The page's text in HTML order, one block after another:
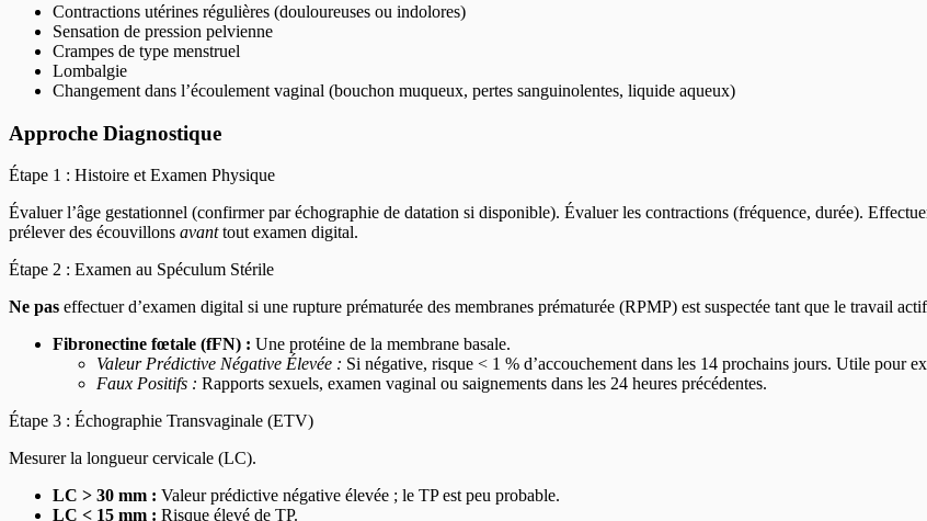
Contractions utérines régulières (douloureuses ou indolores)
Sensation de pression pelvienne
Crampes de type menstruel
Lombalgie
Changement dans l’écoulement vaginal (bouchon muqueux, pertes sanguinolentes, liquide aqueux)
Approche Diagnostique
Étape 1 : Histoire et Examen Physique
Évaluer l’âge gestationnel (confirmer par échographie de datation si disponible). Évaluer les contractions (fréquence, durée).
prélever des écouvillons avanttout examen digital.
Étape 2 : Examen au Spéculum Stérile
Ne pas effectuer d’examen digital si une rupture prématurée des membranes prématurée (RPMP) est suspectée tant que le travail
Fibronectine fœtale (fFN) : Une protéine de la membrane basale.
Valeur Prédictive Négative Élevée : Si négative, risque < 1 % d’accouchement dans les 14 prochains jours. Utile pour
Faux Positifs : Rapports sexuels, examen vaginal ou saignements dans les 24 heures précédentes.
Étape 3 : Échographie Transvaginale (ETV)
Mesurer la longueur cervicale (LC).
LC > 30 mm : Valeur prédictive négative élevée ; le TP est peu probable.
LC < 15 mm : Risque élevé de TP.